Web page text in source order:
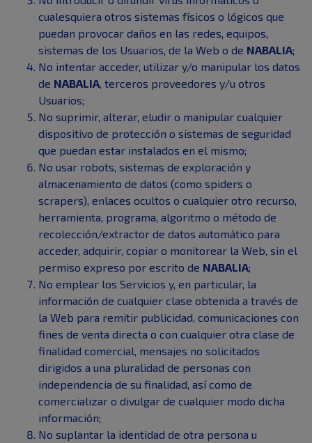
cualesquiera otros sistemas físicos o lógicos que
puedan provocar daños en las redes, equipos,
sistemas de los Usuarios, de la Web o de NABALIA;
No intentar acceder, utilizar y/o manipular los datos
de NABALIA, terceros proveedores y/u otros
Usuarios;
No suprimir, alterar, eludir o manipular cualquier
dispositivo de protección o sistemas de seguridad
que puedan estar instalados en el mismo;
No usar robots, sistemas de exploración y
almacenamiento de datos (como spiders o
scrapers), enlaces ocultos o cualquier otro recurso,
herramienta, programa, algoritmo o método de
recolección/extractor de datos automático para
acceder, adquirir, copiar o monitorear la Web, sin el
permiso expreso por escrito de NABALIA;
No emplear los Servicios y, en particular, la
información de cualquier clase obtenida a través de
la Web para remitir publicidad, comunicaciones con
fines de venta directa o con cualquier otra clase de
finalidad comercial, mensajes no solicitados
dirigidos a una pluralidad de personas con
independencia de su finalidad, así como de
comercializar o divulgar de cualquier modo dicha
información;
No suplantar la identidad de otra persona u